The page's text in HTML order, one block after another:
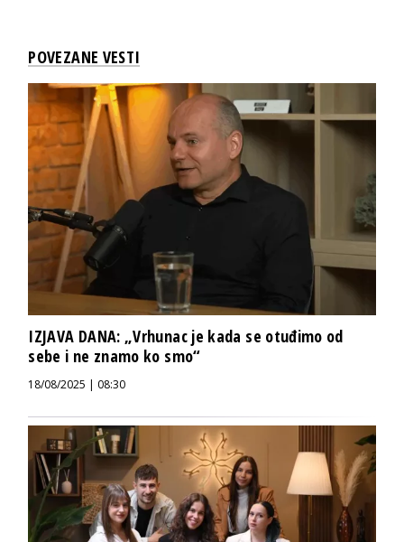
POVEZANE VESTI
IZJAVA DANA: „Vrhunac je kada se otuđimo od
sebe i ne znamo ko smo“
18/08/2025 | 08:30